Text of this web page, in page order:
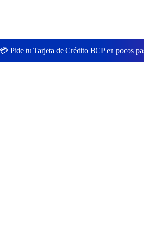
💳 Pide tu Tarjeta de Crédito BCP en pocos